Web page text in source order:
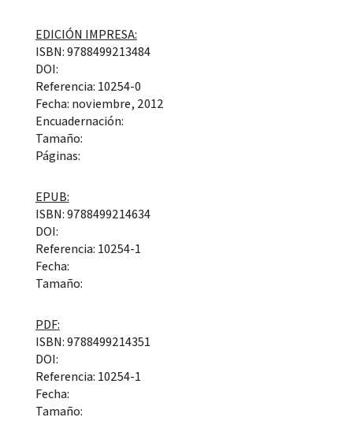
EDICIÓN IMPRESA:
ISBN: 9788499213484
DOI:
Referencia: 10254-0
Fecha: noviembre, 2012
Encuadernación:
Tamaño:
Páginas:
EPUB:
ISBN: 9788499214634
DOI:
Referencia: 10254-1
Fecha:
Tamaño:
PDF:
ISBN: 9788499214351
DOI:
Referencia: 10254-1
Fecha:
Tamaño: